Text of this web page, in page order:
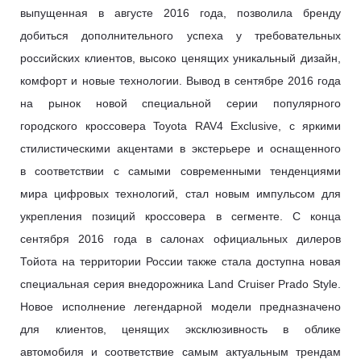
выпущенная в августе 2016 года, позволила бренду
добиться дополнительного успеха у требовательных
российских клиентов, высоко ценящих уникальный дизайн,
комфорт и новые технологии. Вывод в сентябре 2016 года
на рынок новой специальной серии популярного
городского кроссовера Toyota RAV4 Exclusive, с яркими
стилистическими акцентами в экстерьере и оснащенного
в соответствии с самыми современными тенденциями
мира цифровых технологий, стал новым импульсом для
укрепления позиций кроссовера в сегменте. С конца
сентября 2016 года в салонах официальных дилеров
Тойота на территории России также стала доступна новая
специальная серия внедорожника Land Cruiser Prado Style.
Новое исполнение легендарной модели предназначено
для клиентов, ценящих эксклюзивность в облике
автомобиля и соответствие самым актуальным трендам